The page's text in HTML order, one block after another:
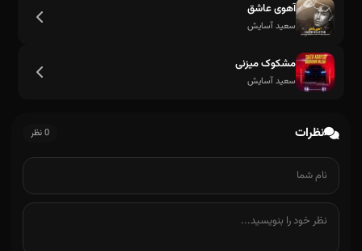
آهوی عاشق
سعید آسایش
مشکوک میزنی
سعید آسایش
نظرات 0 نظر